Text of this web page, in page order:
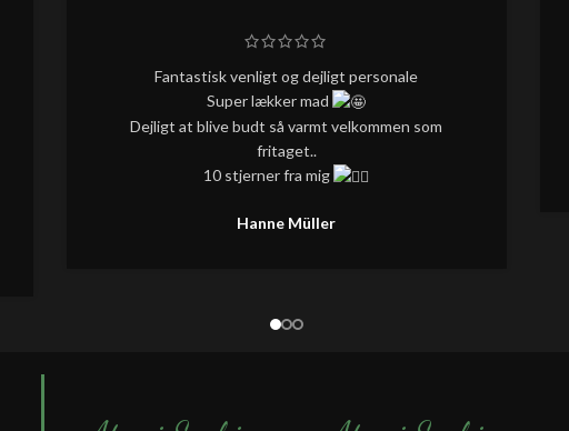
Fantastisk venligt og dejligt personale
Super lækker mad
Dejligt at blive budt så varmt velkommen som
fritaget..
10 stjerner fra mig
Hanne Müller